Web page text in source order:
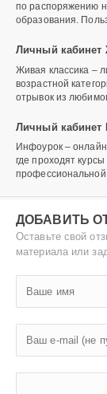
по распоряжению
образования.
Личный кабинет
Живая классика –
возрастной
отрывок из
Личный кабинет
Инфоурок –
где проходят
ДОБАВИТЬ
Оставьте свой
материала или